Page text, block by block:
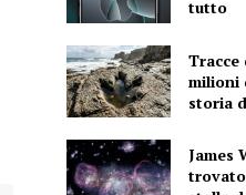
tutto
Tracce
milioni
storia
James